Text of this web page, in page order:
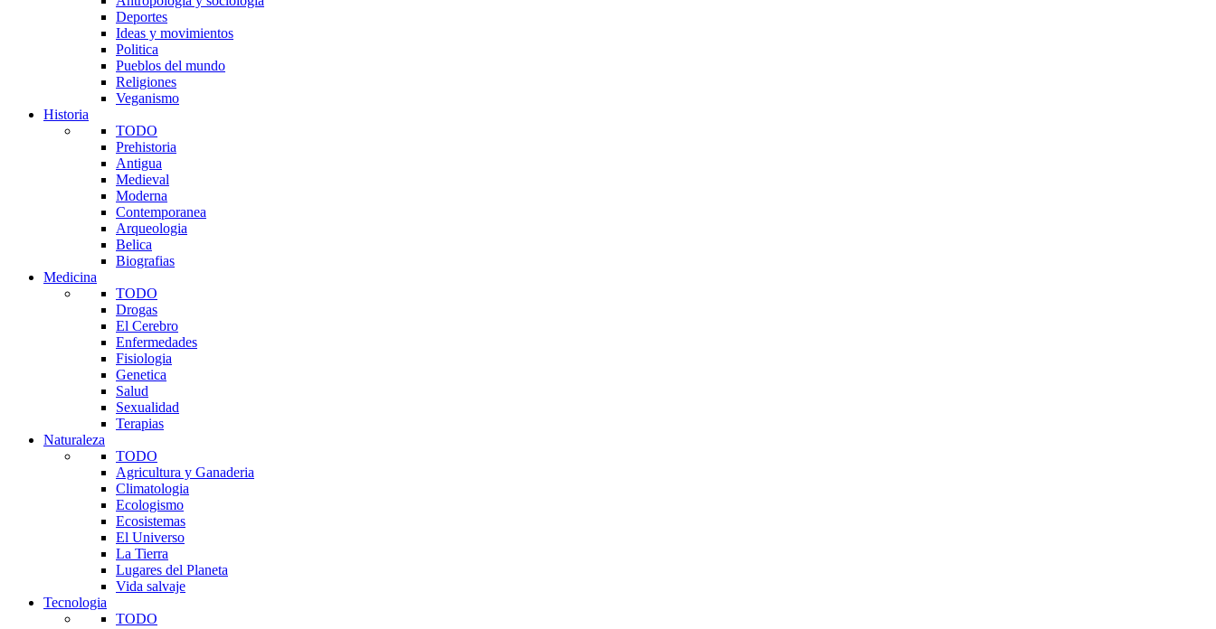
Deportes
Ideas y movimientos
Politica
Pueblos del mundo
Religiones
Veganismo
Historia
TODO
Prehistoria
Antigua
Medieval
Moderna
Contemporanea
Arqueologia
Belica
Biografias
Medicina
TODO
Drogas
El Cerebro
Enfermedades
Fisiologia
Genetica
Salud
Sexualidad
Terapias
Naturaleza
TODO
Agricultura y Ganaderia
Climatologia
Ecologismo
Ecosistemas
El Universo
La Tierra
Lugares del Planeta
Vida salvaje
Tecnologia
TODO